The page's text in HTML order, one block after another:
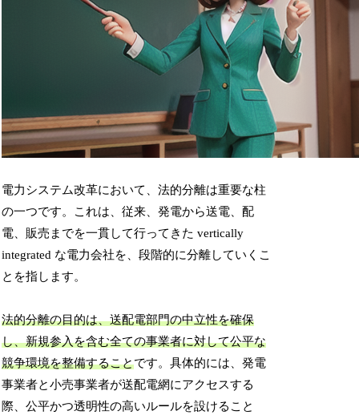
電力システム改革において、法的分離は重要な柱
の一つです。これは、従来、発電から送電、配
電、販売までを一貫して行ってきた vertically
integrated な電力会社を、段階的に分離していくこ
とを指します。
法的分離の目的は、送配電部門の中立性を確保
し、新規参入を含む全ての事業者に対して公平な
競争環境を整備することです。具体的には、発電
事業者と小売事業者が送配電網にアクセスする
際、公平かつ透明性の高いルールを設けること